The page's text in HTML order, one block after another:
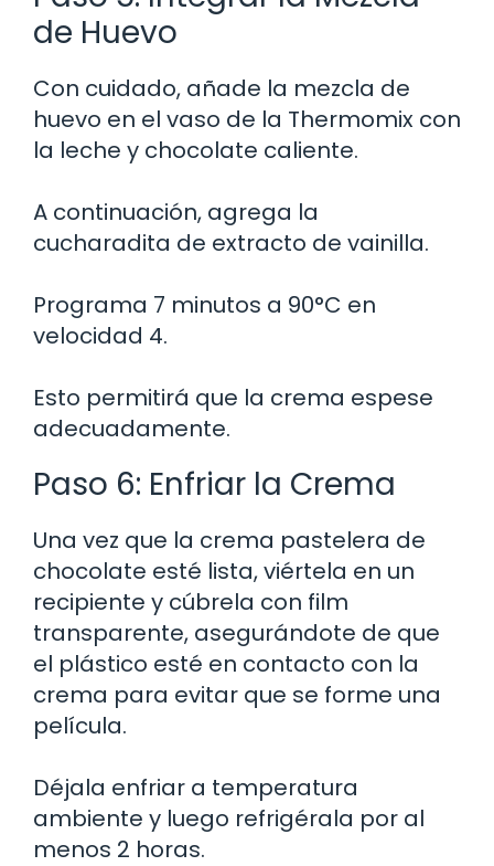
de Huevo
Con cuidado, añade la mezcla de
huevo en el vaso de la Thermomix con
la leche y chocolate caliente.
A continuación, agrega la
cucharadita de extracto de vainilla.
Programa 7 minutos a 90°C en
velocidad 4.
Esto permitirá que la crema espese
adecuadamente.
Paso 6: Enfriar la Crema
Una vez que la crema pastelera de
chocolate esté lista, viértela en un
recipiente y cúbrela con film
transparente, asegurándote de que
el plástico esté en contacto con la
crema para evitar que se forme una
película.
Déjala enfriar a temperatura
ambiente y luego refrigérala por al
menos 2 horas.